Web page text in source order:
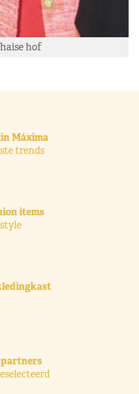
hof
Máxima
trends
items